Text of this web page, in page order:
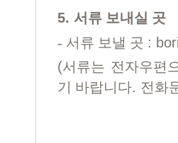
5. 서류 보내실 곳
- 서류 보낼 곳 :
(서류는 전자우편
기 바랍니다. 전화